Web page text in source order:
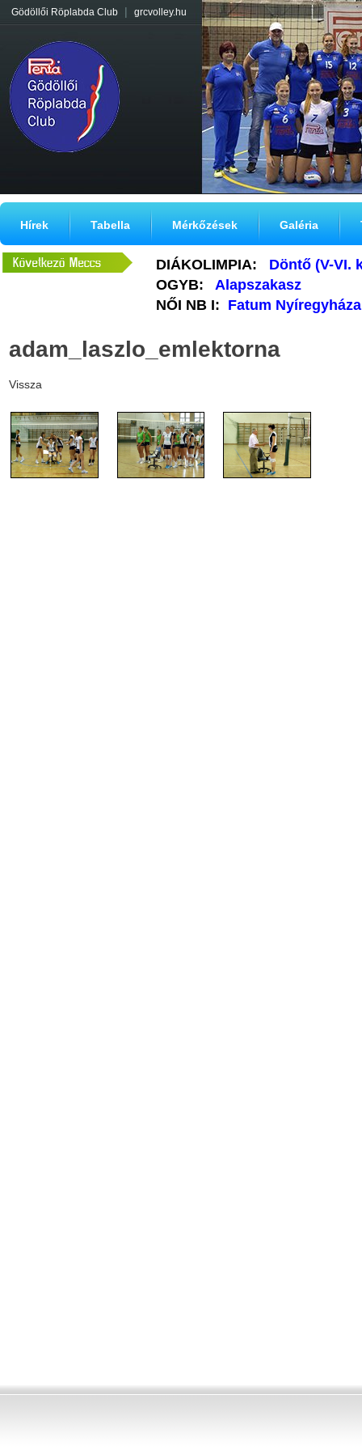
Gödöllői Röplabda Club | grcvolley.hu
Hírek Tabella Mérkőzések Galéria
DIÁKOLIMPIA:
Döntő (V-VI.
OGYB:
Alapszakasz
NŐI NB I: Fatum
adam_laszlo_emlektorna
Vissza